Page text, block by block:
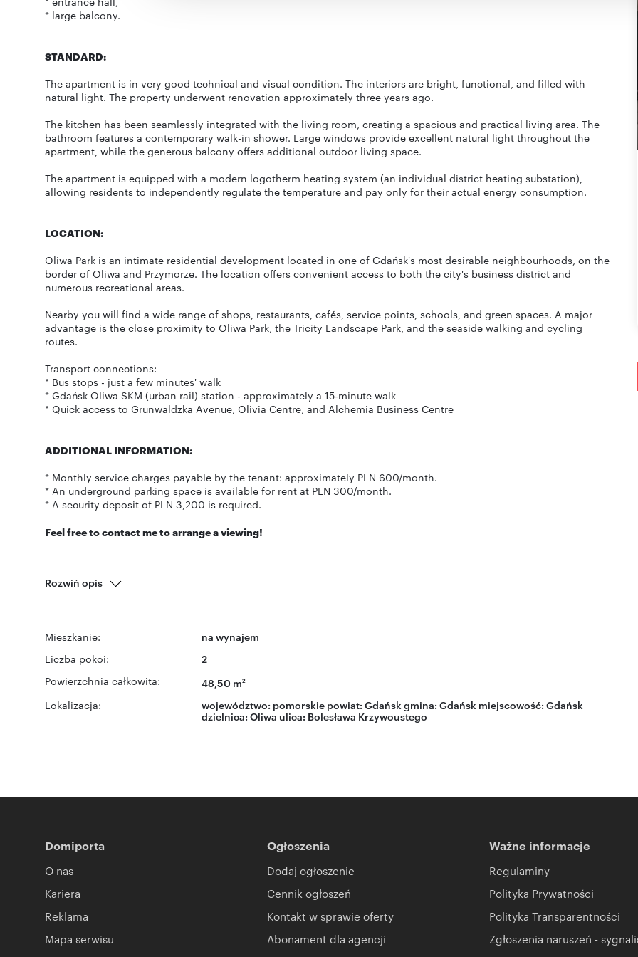
* large balcony.
STANDARD:
The apartment is in very good technical and visual condition. The interiors are bright, functional, and filled with
natural light. The property underwent renovation approximately three years ago.
The kitchen has been seamlessly integrated with the living room, creating a spacious and practical living area. The
bathroom features a contemporary walk-in shower. Large windows provide excellent natural light throughout the
apartment, while the generous balcony offers additional outdoor living space.
The apartment is equipped with a modern logotherm heating system (an individual district heating substation),
allowing residents to independently regulate the temperature and pay only for their actual energy consumption.
LOCATION:
Oliwa Park is an intimate residential development located in one of Gdańsk's most desirable neighbourhoods, on the
border of Oliwa and Przymorze. The location offers convenient access to both the city's business district and
numerous recreational areas.
Nearby you will find a wide range of shops, restaurants, cafés, service points, schools, and green spaces. A major
advantage is the close proximity to Oliwa Park, the Tricity Landscape Park, and the seaside walking and cycling
routes.
Transport connections:
* Bus stops - just a few minutes' walk
* Gdańsk Oliwa SKM (urban rail) station - approximately a 15-minute walk
* Quick access to Grunwaldzka Avenue, Olivia Centre, and Alchemia Business Centre
ADDITIONAL INFORMATION:
* Monthly service charges payable by the tenant: approximately PLN 600/month.
* An underground parking space is available for rent at PLN 300/month.
* A security deposit of PLN 3,200 is required.
Feel free to contact me to arrange a viewing!
Rozwiń opis
Mieszkanie: na wynajem
Liczba pokoi: 2
Powierzchnia całkowita: 48,50 m2
Lokalizacja: województwo: pomorskie powiat: Gdańsk gmina: Gdańsk miejscowość: Gdańsk
dzielnica: Oliwa ulica: Bolesława Krzywoustego
Domiporta
O nas
Kariera
Reklama
Mapa serwisu
Ogłoszenia
Dodaj ogłoszenie
Cennik ogłoszeń
Kontakt w sprawie oferty
Abonament dla agencji
Ważne informacje
Regulaminy
Polityka Prywatności
Polityka Transparentności
Zgłoszenia naruszeń -